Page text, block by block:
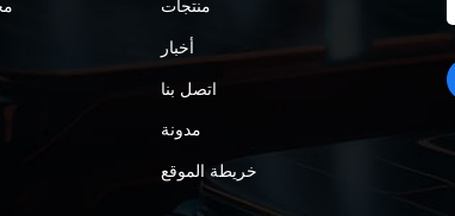
منتجات
أخبار
اتصل بنا
مدونة
خريطة الموقع